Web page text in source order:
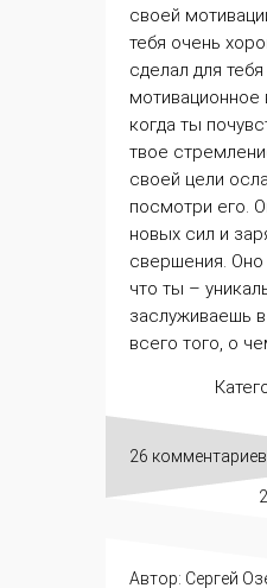
своей
тебя очень
сделал для
мотивационное
когда ты
твое
своей цели
посмотри его.
новых сил и
свершения. Оно
что ты –
заслуживаешь
всего того, о
26 комментариев
Автор: Сергей